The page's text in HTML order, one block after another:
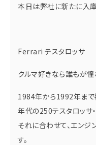
本日は弊社に新たに入
Ferrari テスタロッサ
クルマ好きなら誰もが
1984年から1992年ま
年代の250テスタロッサ
それに合わせて、エンジ
す。